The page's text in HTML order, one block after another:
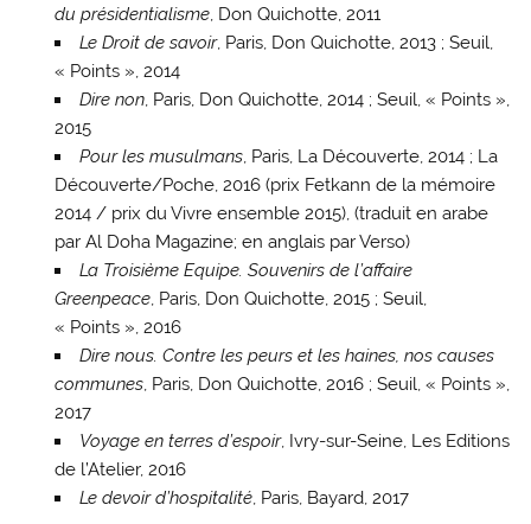
du présidentialisme, Don Quichotte, 2011
Le Droit de savoir, Paris, Don Quichotte, 2013 ; Seuil,
« Points », 2014
Dire non, Paris, Don Quichotte, 2014 ; Seuil, « Points »,
2015
Pour les musulmans, Paris, La Découverte, 2014 ; La
Découverte/Poche, 2016 (prix Fetkann de la mémoire
2014 / prix du Vivre ensemble 2015), (traduit en arabe
par Al Doha Magazine; en anglais par Verso)
La Troisième Equipe. Souvenirs de l’affaire
Greenpeace, Paris, Don Quichotte, 2015 ; Seuil,
« Points », 2016
Dire nous. Contre les peurs et les haines, nos causes
communes, Paris, Don Quichotte, 2016 ; Seuil, « Points »,
2017
Voyage en terres d’espoir, Ivry-sur-Seine, Les Editions
de l’Atelier, 2016
Le devoir d’hospitalité, Paris, Bayard, 2017